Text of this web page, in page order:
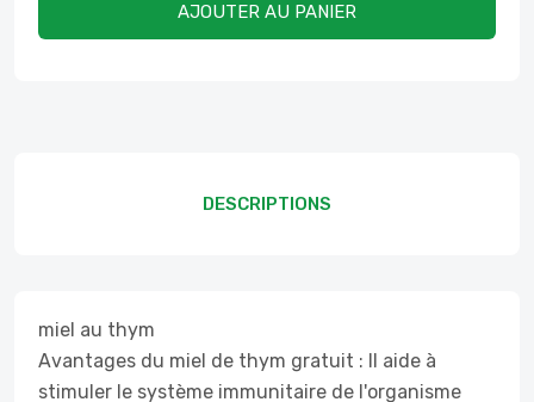
AJOUTER AU PANIER
DESCRIPTIONS
miel au thym
Avantages du miel de thym gratuit : Il aide à
stimuler le système immunitaire de l'organisme